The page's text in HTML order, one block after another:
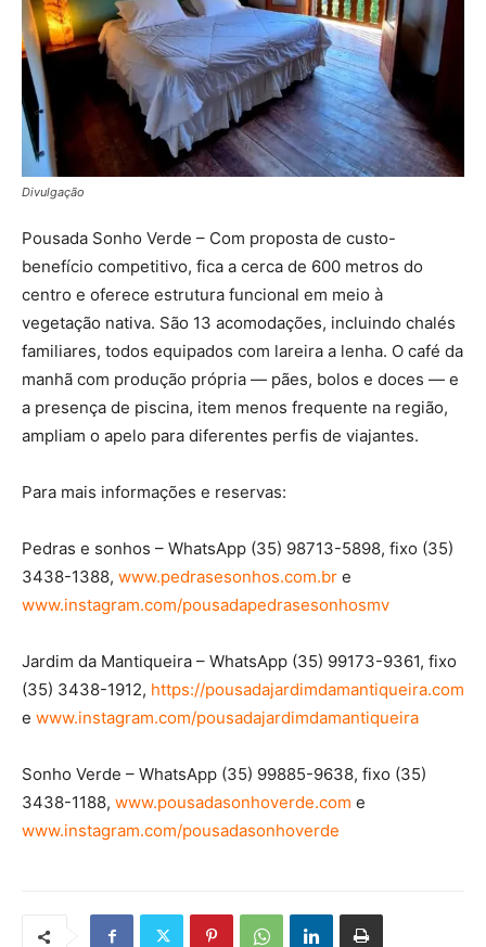
Divulgação
Pousada Sonho Verde – Com proposta de custo-
benefício competitivo, fica a cerca de 600 metros do
centro e oferece estrutura funcional em meio à
vegetação nativa. São 13 acomodações, incluindo chalés
familiares, todos equipados com lareira a lenha. O café da
manhã com produção própria — pães, bolos e doces — e
a presença de piscina, item menos frequente na região,
ampliam o apelo para diferentes perfis de viajantes.
Para mais informações e reservas:
Pedras e sonhos – WhatsApp (35) 98713-5898, fixo (35)
3438-1388, www.pedrasesonhos.com.br e
www.instagram.com/pousadapedrasesonhosmv
Jardim da Mantiqueira – WhatsApp (35) 99173-9361, fixo
(35) 3438-1912, https://pousadajardimdamantiqueira.com
e www.instagram.com/pousadajardimdamantiqueira
Sonho Verde – WhatsApp (35) 99885-9638, fixo (35)
3438-1188, www.pousadasonhoverde.com e
www.instagram.com/pousadasonhoverde